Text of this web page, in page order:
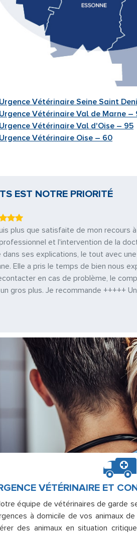
Urgence Vétérinaire Seine Saint
Urgence Vétérinaire Val de Marne –
Urgence Vétérinaire Val d'Oise – 95
Urgence Vétérinaire Oise – 60
EST NOTRE PRIORITÉ
plus que satisfaite de mon recours
et l'intervention de la
dans ses explications, le tout avec
Elle a pris le temps de bien nous
en cas de problème, le
gros plus. Je recommande +++++
VÉTÉRINAIRE ET
équipe de vétérinaires de garde
à domicile de vos animaux
des animaux en situation